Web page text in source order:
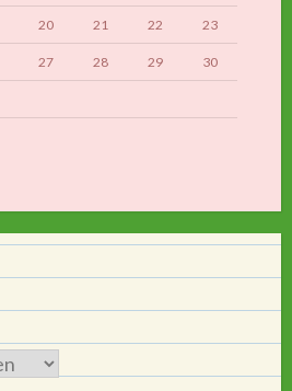
20 21 22 23
27 28 29 30